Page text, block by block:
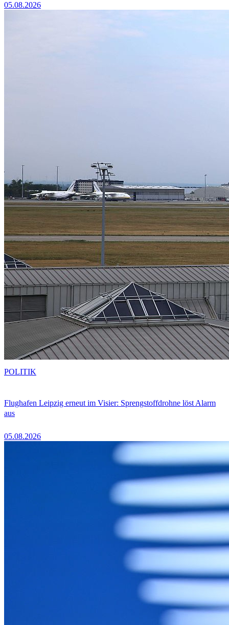
05.08.2026
Flughafen Leipzig erneut im Visier: Sprengstoffdrohne löst Alarm
aus
05.08.2026
POLITIK